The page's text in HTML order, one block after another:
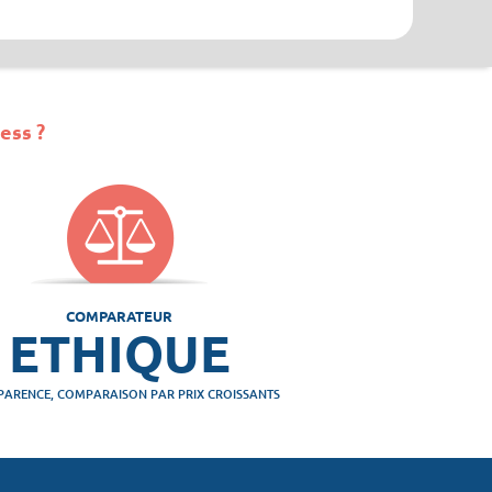
?
COMPARATEUR
ETHIQUE
COMPARAISON PAR PRIX CROISSANTS